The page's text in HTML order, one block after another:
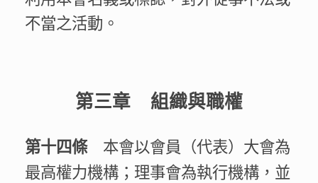
不當之活動。
第三章 組織與職權
第十四條本會以會員（代表）大會為
最高權力機構；理事會為執行機構，並